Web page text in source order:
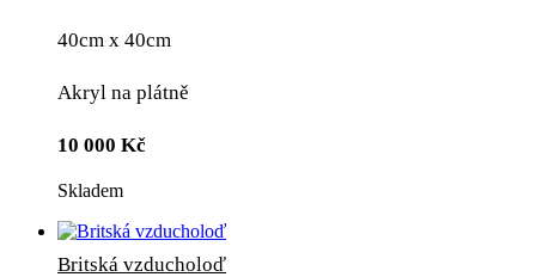
40cm x 40cm
Akryl na plátně
10 000 Kč
Skladem
Britská vzducholoď